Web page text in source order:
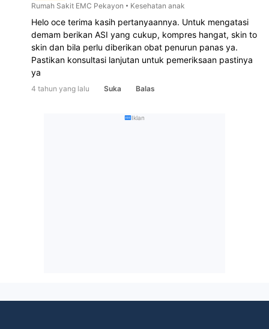
Rumah Sakit EMC Pekayon
Kesehatan anak
Helo oce terima kasih pertanyaannya. Untuk mengatasi
demam berikan ASI yang cukup, kompres hangat, skin to
skin dan bila perlu diberikan obat penurun panas ya.
Pastikan konsultasi lanjutan untuk pemeriksaan pastinya
ya
4 tahun yang lalu Suka Balas
Iklan